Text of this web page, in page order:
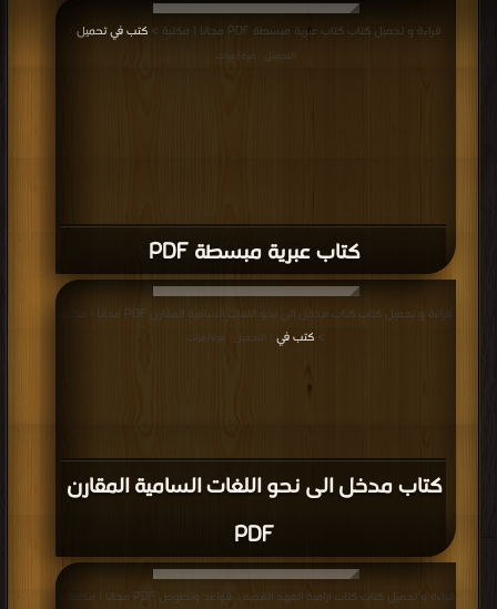
كتاب عبرية مبسطة PDF
قراءة و تحميل كتاب كتاب عبرية مبسطة PDF مجانا | مكتبة > كتب في تحميل
التحميل : مرة/مرات
كتاب مدخل الى نحو اللغات السامية المقارن
PDF
قراءة و تحميل كتاب كتاب مدخل الى نحو اللغات السامية المقارن PDF مجانا | مكتبة
> كتب في | التحميل : مرة/مرات
قراءة و تحميل كتاب كتاب ارامية العهد القديم… قواعد ونصوص PDF مجانا | مكتبة >